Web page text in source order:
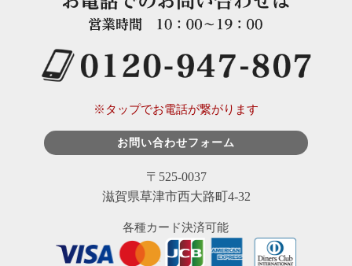
※タップでお電話が繋がります
お問い合わせフォーム
〒525-0037
滋賀県草津市西大路町4-32
各種カード決済可能